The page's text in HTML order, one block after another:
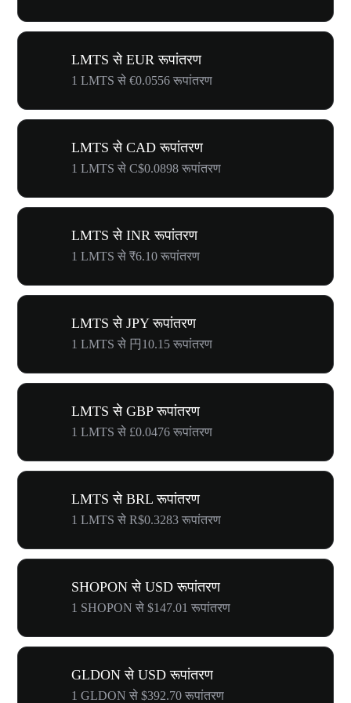
LMTS से EUR रूपांतरण
1 LMTS से €0.0556 रूपांतरण
LMTS से CAD रूपांतरण
1 LMTS से C$0.0898 रूपांतरण
LMTS से INR रूपांतरण
1 LMTS से ₹6.10 रूपांतरण
LMTS से JPY रूपांतरण
1 LMTS से 円10.15 रूपांतरण
LMTS से GBP रूपांतरण
1 LMTS से £0.0476 रूपांतरण
LMTS से BRL रूपांतरण
1 LMTS से R$0.3283 रूपांतरण
SHOPON से USD रूपांतरण
1 SHOPON से $147.01 रूपांतरण
GLDON से USD रूपांतरण
1 GLDON से $392.70 रूपांतरण